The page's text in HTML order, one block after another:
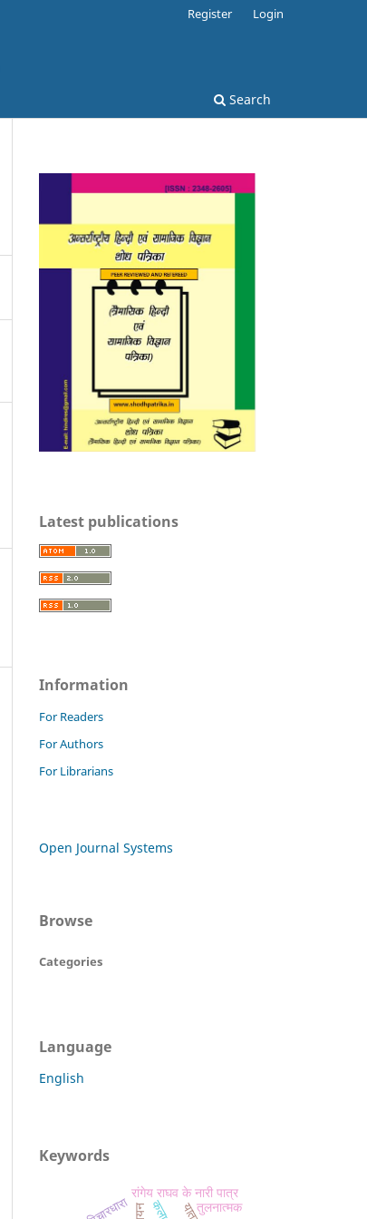
Search
Register Login
Latest publications
Information
For Readers
For Authors
For Librarians
Open Journal Systems
Browse
Categories
Language
English
Keywords
कला
रांगेय राघव के नारी पात्र
विचारधारा तुलनात्मक